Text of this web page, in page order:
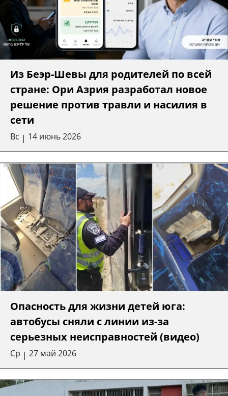
Из Беэр-Шевы для родителей по всей
стране: Ори Азрия разработал новое
решение против травли и насилия в
сети
Вс | 14 июнь 2026
Опасность для жизни детей юга:
автобусы сняли с линии из-за
серьезных неисправностей (видео)
Ср | 27 май 2026